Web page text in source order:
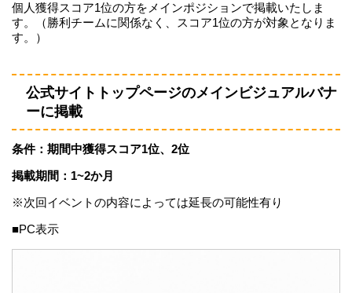
個人獲得スコア1位の方をメインポジションで掲載いたしま
す。（勝利チームに関係なく、スコア1位の方が対象となりま
す。）
公式サイトトップページのメインビジュアルバナ
ーに掲載
条件：期間中獲得スコア1位、2位
掲載期間：1~2か月
※次回イベントの内容によっては延長の可能性有り
■PC表示